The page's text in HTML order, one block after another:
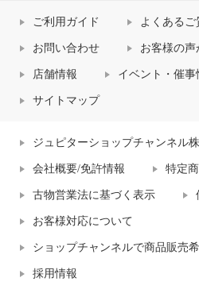
ご利用ガイド よくあるご
お問い合わせ お客様の声
店舗情報 イベント・催事
サイトマップ
ジュピターショップチャンネル
会社概要/免許情報 特定
古物営業法に基づく表示
お客様対応について
ショップチャンネルで商品販売
採用情報